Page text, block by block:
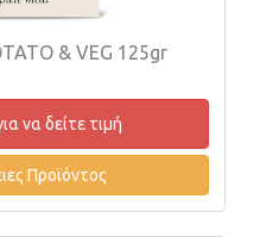
& VEG 125gr
να δείτε τιμή
Προϊόντος